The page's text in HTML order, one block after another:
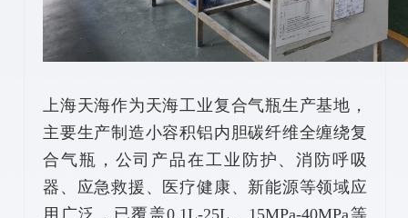
上海天海作为天海工业复合气瓶生产基地，
主要生产制造小容积铝内胆碳纤维全缠绕复
合气瓶，公司产品在工业防护、消防呼吸
器、应急救援、医疗健康、新能源等领域应